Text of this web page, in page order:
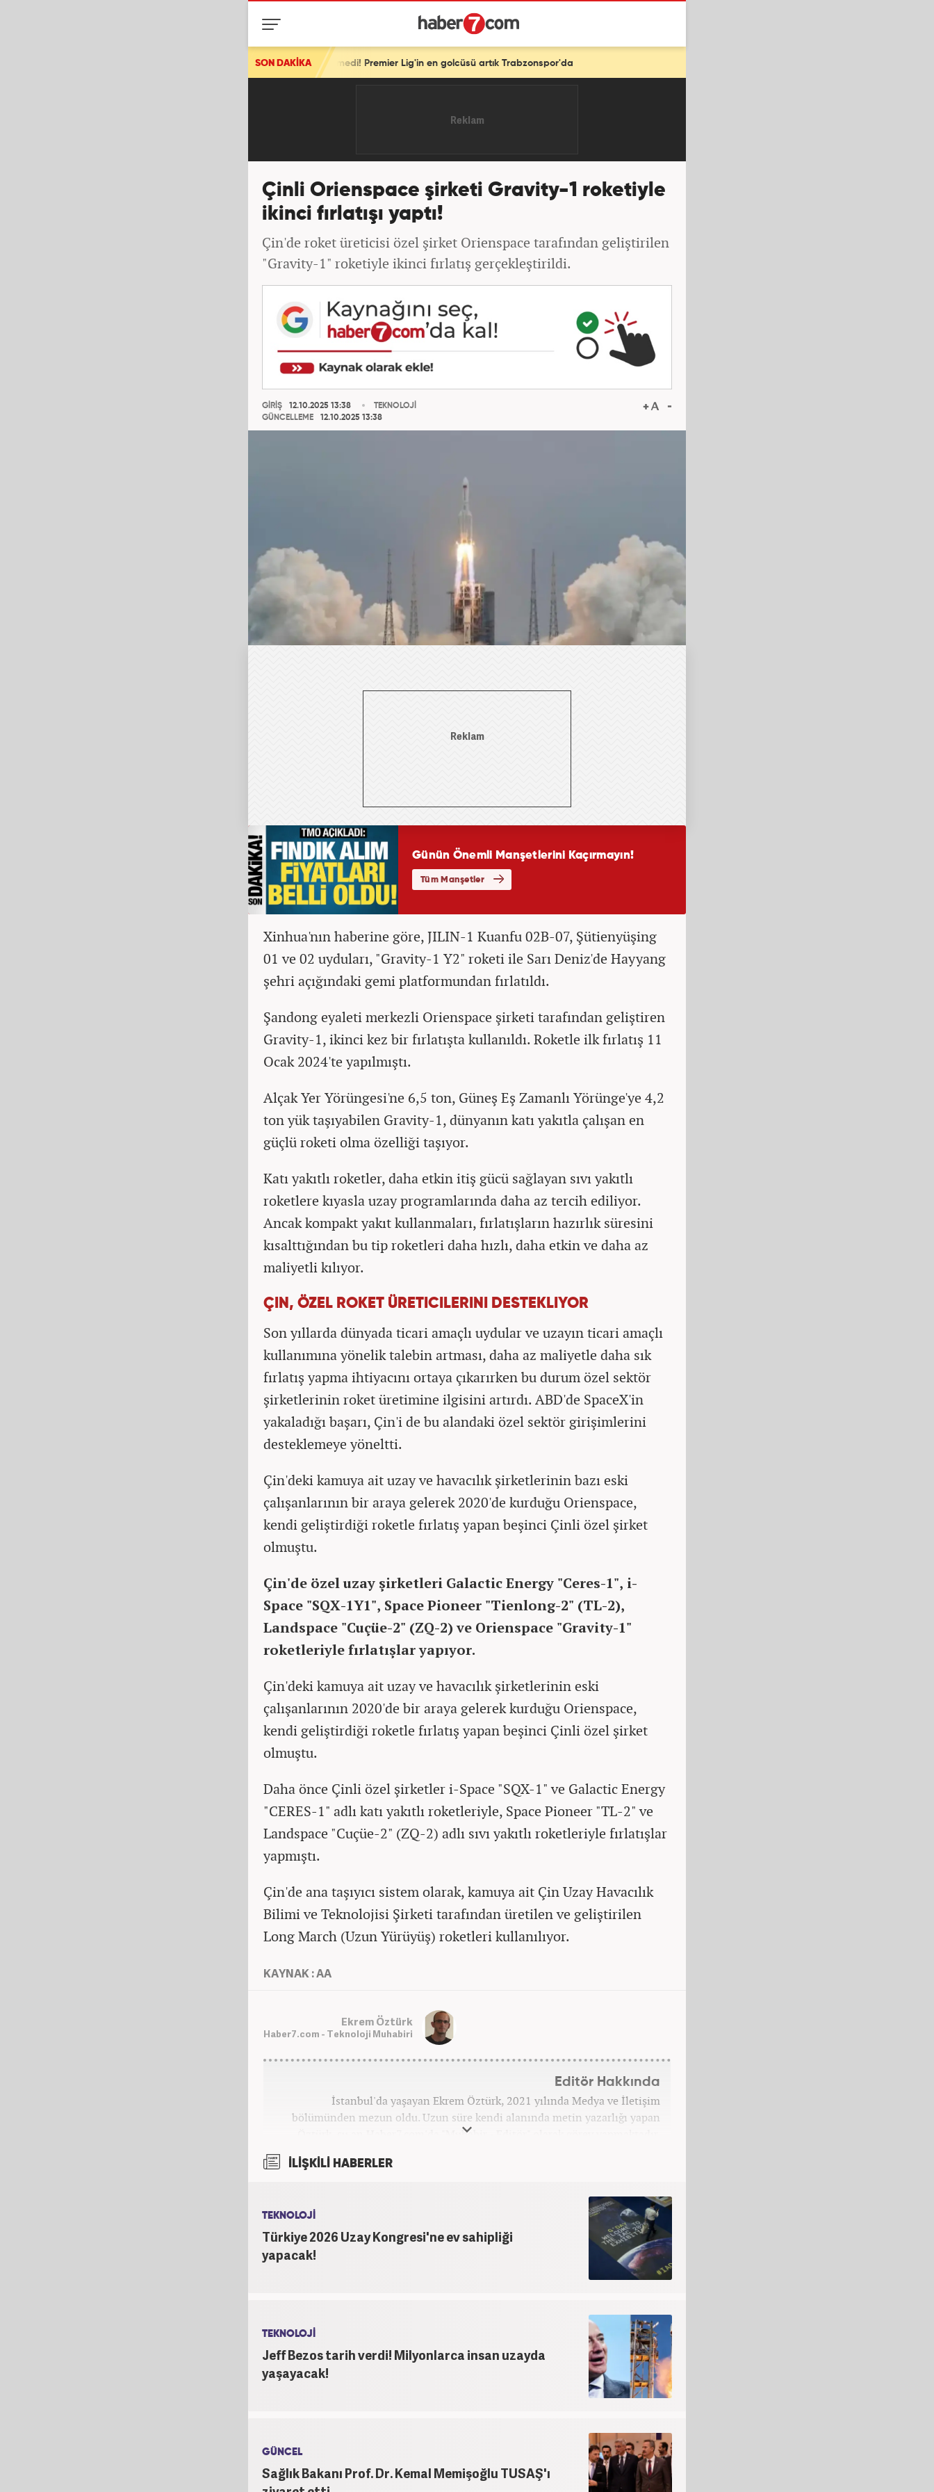
SON DAKİKA
Böyle bir futbolcu Süper Lig'e gelmedi! Premier Lig'in en golcüsü artık Trabzonspor'da
Çinli Orienspace şirketi Gravity-1 roketiyle
ikinci fırlatışı yaptı!
Çin'de roket üreticisi özel şirket Orienspace tarafından geliştirilen
"Gravity-1" roketiyle ikinci fırlatış gerçekleştirildi.
GİRİŞ
12.10.2025 13:38
GÜNCELLEME
12.10.2025 13:38
TEKNOLOJİ
Xinhua'nın haberine göre, JILIN-1 Kuanfu 02B-07, Şütienyüşing
01 ve 02 uyduları, "Gravity-1 Y2" roketi ile Sarı Deniz'de Hayyang
şehri açığındaki gemi platformundan fırlatıldı.
Şandong eyaleti merkezli Orienspace şirketi tarafından geliştiren
Gravity-1, ikinci kez bir fırlatışta kullanıldı. Roketle ilk fırlatış 11
Ocak 2024'te yapılmıştı.
Alçak Yer Yörüngesi'ne 6,5 ton, Güneş Eş Zamanlı Yörünge'ye 4,2
ton yük taşıyabilen Gravity-1, dünyanın katı yakıtla çalışan en
güçlü roketi olma özelliği taşıyor.
Katı yakıtlı roketler, daha etkin itiş gücü sağlayan sıvı yakıtlı
roketlere kıyasla uzay programlarında daha az tercih ediliyor.
Ancak kompakt yakıt kullanmaları, fırlatışların hazırlık süresini
kısalttığından bu tip roketleri daha hızlı, daha etkin ve daha az
maliyetli kılıyor.
ÇIN, ÖZEL ROKET ÜRETICILERINI DESTEKLIYOR
Son yıllarda dünyada ticari amaçlı uydular ve uzayın ticari amaçlı
kullanımına yönelik talebin artması, daha az maliyetle daha sık
fırlatış yapma ihtiyacını ortaya çıkarırken bu durum özel sektör
şirketlerinin roket üretimine ilgisini artırdı. ABD'de SpaceX'in
yakaladığı başarı, Çin'i de bu alandaki özel sektör girişimlerini
desteklemeye yöneltti.
Çin'deki kamuya ait uzay ve havacılık şirketlerinin bazı eski
çalışanlarının bir araya gelerek 2020'de kurduğu Orienspace,
kendi geliştirdiği roketle fırlatış yapan beşinci Çinli özel şirket
olmuştu.
Çin'de özel uzay şirketleri Galactic Energy "Ceres-1", i-
Space "SQX-1Y1", Space Pioneer "Tienlong-2" (TL-2),
Landspace "Cuçüe-2" (ZQ-2) ve Orienspace "Gravity-1"
roketleriyle fırlatışlar yapıyor.
Çin'deki kamuya ait uzay ve havacılık şirketlerinin eski
çalışanlarının 2020'de bir araya gelerek kurduğu Orienspace,
kendi geliştirdiği roketle fırlatış yapan beşinci Çinli özel şirket
olmuştu.
Daha önce Çinli özel şirketler i-Space "SQX-1" ve Galactic Energy
"CERES-1" adlı katı yakıtlı roketleriyle, Space Pioneer "TL-2" ve
Landspace "Cuçüe-2" (ZQ-2) adlı sıvı yakıtlı roketleriyle fırlatışlar
yapmıştı.
Çin'de ana taşıyıcı sistem olarak, kamuya ait Çin Uzay Havacılık
Bilimi ve Teknolojisi Şirketi tarafından üretilen ve geliştirilen
Long March (Uzun Yürüyüş) roketleri kullanılıyor.
KAYNAK : AA
Ekrem Öztürk
Haber7.com - Teknoloji Muhabiri
Editör Hakkında
İstanbul'da yaşayan Ekrem Öztürk, 2021 yılında Medya ve İletişim
bölümünden mezun oldu. Uzun süre kendi alanında metin yazarlığı yapan
Öztürk, şu an Haber7.com'da "Muhabir - Editör" olarak görev yapmaktadır.
olduğuna inanmakta ve bu değerleri meslek hayatında da ön planda
İLİŞKİLİ HABERLER
TEKNOLOJİ
Türkiye 2026 Uzay Kongresi'ne ev sahipliği
yapacak!
TEKNOLOJİ
Jeff Bezos tarih verdi! Milyonlarca insan uzayda
yaşayacak!
GÜNCEL
Sağlık Bakanı Prof. Dr. Kemal Memişoğlu TUSAŞ'ı